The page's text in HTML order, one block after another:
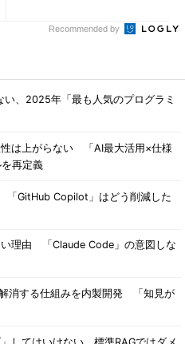
Recommended by
、2025年「最も人気のプログラミ
は上がらない 「AI最大活用×仕様
再定義
「GitHub Copilot」はどう削減した
理由 「Claude Code」の意図しな
消する仕組みを内製開発 「知見が